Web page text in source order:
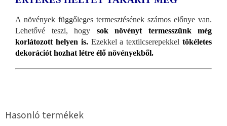
A növények függőleges termesztésének számos előnye van.
Lehetővé teszi, hogy sok növényt termesszünk még
korlátozott helyen is.Ezekkel a textilcserepekkeltökéletes
dekorációt hozhat létre élő növényekből.